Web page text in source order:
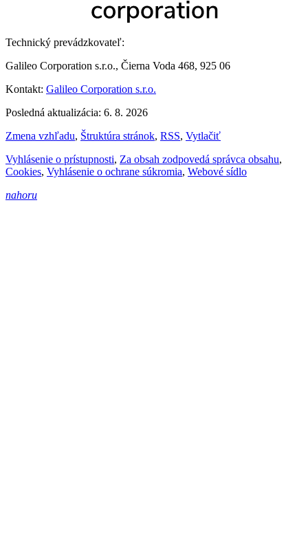
Technický prevádzkovateľ:
Galileo Corporation s.r.o., Čierna Voda 468, 925 06
Kontakt: Galileo Corporation s.r.o.
Posledná aktualizácia: 6. 8. 2026
Zmena vzhľadu, Štruktúra stránok, RSS, Vytlačiť
Vyhlásenie o prístupnosti, Za obsah zodpovedá správca obsahu,
Cookies, Vyhlásenie o ochrane súkromia, Webové sídlo
nahoru